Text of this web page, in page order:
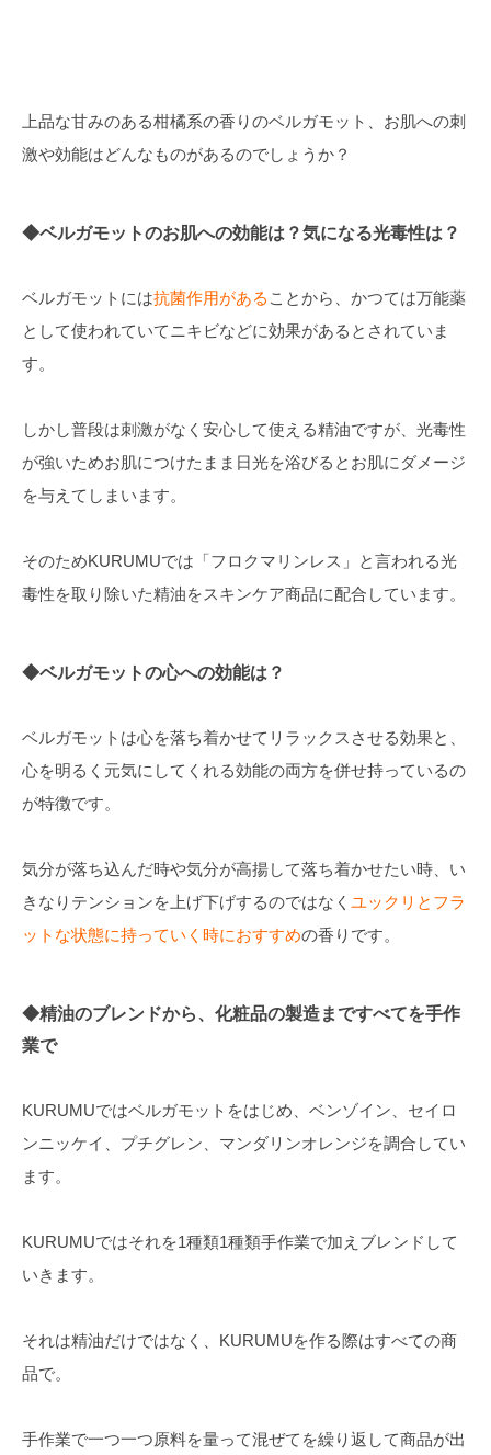
上品な甘みのある柑橘系の香りのベルガモット、お肌への刺
激や効能はどんなものがあるのでしょうか？
◆ベルガモットのお肌への効能は？気になる光毒性は？
ベルガモットには抗菌作用がある ことから、かつては万能薬
として使われていてニキビなどに効果があるとされていま
す。
しかし普段は刺激がなく安心して使える精油ですが、光毒性
が強いためお肌につけたまま日光を浴びるとお肌にダメージ
を与えてしまいます。
そのためKURUMUでは「フロクマリンレス」と言われる光
毒性を取り除いた精油をスキンケア商品に配合しています。
◆ベルガモットの心への効能は？
ベルガモットは心を落ち着かせてリラックスさせる効果と、
心を明るく元気にしてくれる効能の両方を併せ持っているの
が特徴です。
気分が落ち込んだ時や気分が高揚して落ち着かせたい時、い
きなりテンションを上げ下げするのではなく ユックリとフラ
ットな状態に持っていく時におすすめの香りです。
◆精油のブレンドから、化粧品の製造まですべてを手作
業で
KURUMUではベルガモットをはじめ、ベンゾイン、セイロ
ンニッケイ、プチグレン、マンダリンオレンジを調合してい
ます。
KURUMUではそれを1種類1種類手作業で加えブレンドして
いきます。
それは精油だけではなく、KURUMUを作る際はすべての商
品で。
手作業で一つ一つ原料を量って混ぜてを繰り返して商品が出